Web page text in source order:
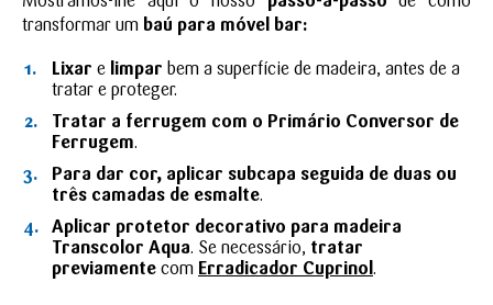
transformar um baú para móvel bar:
Lixar e limpar bem a superfície de madeira, antes de a
tratar e proteger.
Tratar a ferrugem com o Primário Conversor de
Ferrugem.
Para dar cor, aplicar subcapa seguida de duas ou
três camadas de esmalte.
Aplicar protetor decorativo para madeira
Transcolor Aqua. Se necessário, tratar
previamente com Erradicador Cuprinol.